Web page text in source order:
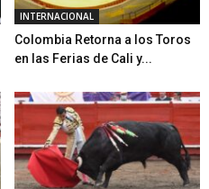
INTERNACIONAL
Colombia Retorna a los Toros
en las Ferias de Cali y...